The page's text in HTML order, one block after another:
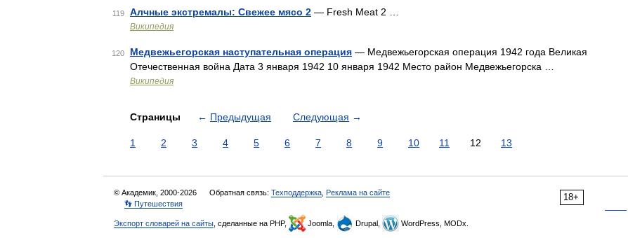
119 Алчные экстремалы: Свежее мясо 2 — Fresh Meat 2 …
Википедия
120 Медвежьегорская наступательная операция — Медвежьегорская операция 1942 года Великая
Отечественная война Дата 3 января 1942 10 января 1942 Место район Медвежьегорска …
Википедия
Страницы ← Предыдущая Следующая →
1 2 3 4 5 6 7 8 9 10 11 12 13
18+
© Академик, 2000-2026 Обратная связь: Техподдержка Реклама на сайте
👣 Путешествия
Экспорт словарей на сайты , сделанные на PHP, Joomla, Drupal, WordPress, MODx.